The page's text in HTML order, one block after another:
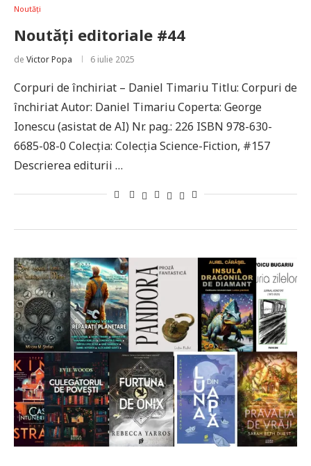
Noutăți
Noutăți editoriale #44
de Victor Popa 6 iulie 2025
Corpuri de închiriat – Daniel Timariu Titlu: Corpuri de
închiriat Autor: Daniel Timariu Coperta: George
Ionescu (asistat de AI) Nr. pag.: 226 ISBN 978-630-
6685-08-0 Colecţia: Colecţia Science-Fiction, #157
Descrierea editurii …